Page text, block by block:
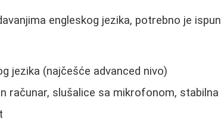
engleskog jezika, potrebno je
jezika (najčešće advanced nivo)
računar, slušalice sa mikrofonom,